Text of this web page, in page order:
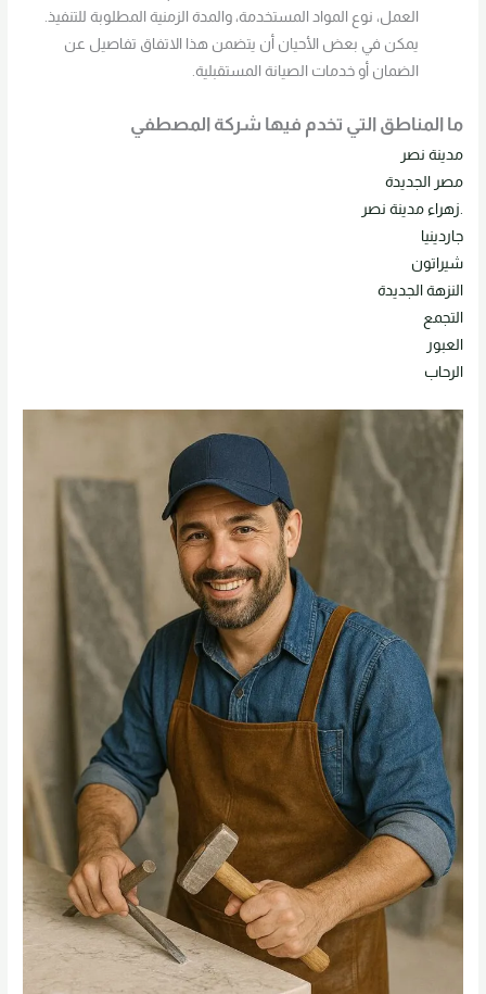
العمل، نوع المواد المستخدمة، والمدة الزمنية المطلوبة للتنفيذ.
يمكن في بعض الأحيان أن يتضمن هذا الاتفاق تفاصيل عن
الضمان أو خدمات الصيانة المستقبلية.
ما المناطق التي تخدم فيها شركة المصطفي
مدينة نصر
مصر الجديدة
.زهراء مدينة نصر
جاردينيا
شيراتون
النزهة الجديدة
التجمع
العبور
الرحاب